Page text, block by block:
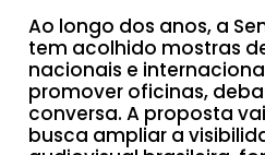
Ao longo dos anos, a
tem acolhido mostras
nacionais e
promover oficinas,
conversa. A proposta
busca ampliar a